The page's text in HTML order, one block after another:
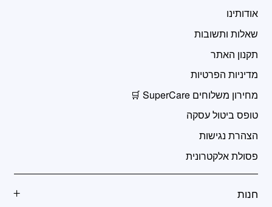
אודותינו
שאלות ותשובות
תקנון האתר
מדיניות הפרטיות
מחירון משלוחים SuperCare 🛒
טופס ביטול עסקה
הצהרת נגישות
פסולת אלקטרונית
חנות